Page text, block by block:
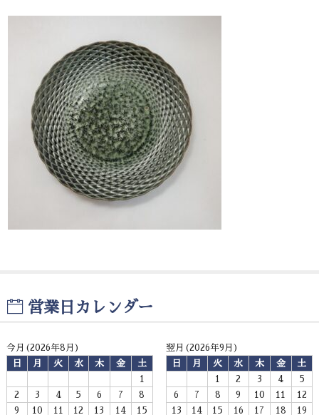
窯元紹介
催事出展情報
ご利用ガイド
お問い合わせ
営業日カレンダー
今月(2026年8月)
日
月 火 水 木 金
土
1
2
3 4 5 6 7
8
9
10 11 12 13 14 15
翌月(2026年9月)
日
月 火 水 木 金
土
1
2 3 4
5
6
7 8 9 10 11
12
13
14 15 16 17 18 19